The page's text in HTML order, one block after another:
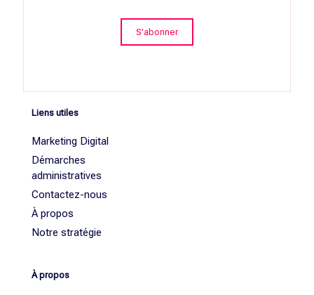
Liens utiles
Marketing Digital
Démarches
administratives
Contactez-nous
À propos
Notre stratégie
À propos